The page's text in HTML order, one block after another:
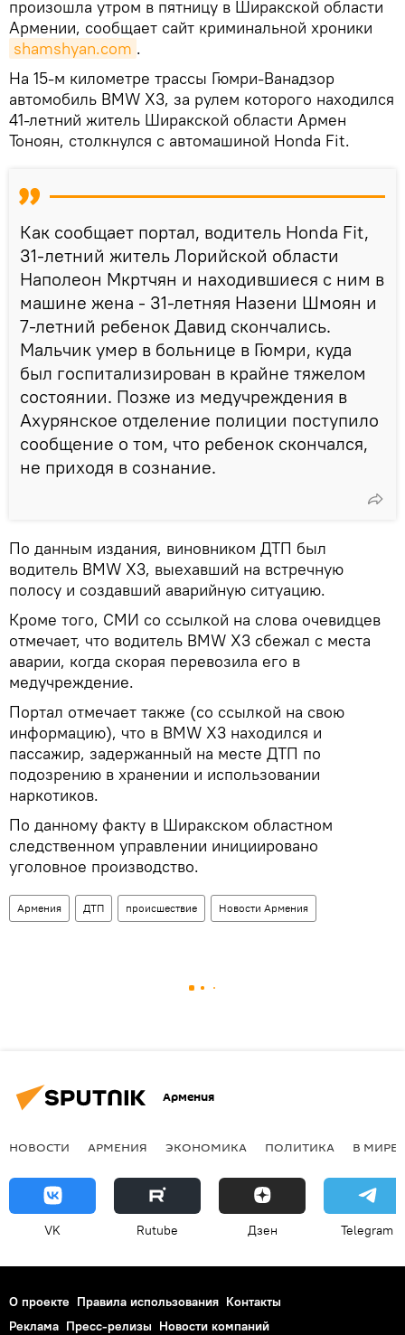
произошла утром в пятницу в Ширакской области
Армении, сообщает сайт криминальной хроники
shamshyan.com .
На 15-м километре трассы Гюмри-Ванадзор
автомобиль BMW X3, за рулем которого находился
41-летний житель Ширакской области Армен
Тоноян, столкнулся с автомашиной Honda Fit.
Как сообщает портал, водитель Honda Fit,
31-летний житель Лорийской области
Наполеон Мкртчян и находившиеся с ним в
машине жена - 31-летняя Назени Шмоян и
7-летний ребенок Давид скончались.
Мальчик умер в больнице в Гюмри, куда
был госпитализирован в крайне тяжелом
состоянии. Позже из медучреждения в
Ахурянское отделение полиции поступило
сообщение о том, что ребенок скончался,
не приходя в сознание.
По данным издания, виновником ДТП был
водитель BMW X3, выехавший на встречную
полосу и создавший аварийную ситуацию.
Кроме того, СМИ со ссылкой на слова очевидцев
отмечает, что водитель BMW X3 сбежал с места
аварии, когда скорая перевозила его в
медучреждение.
Портал отмечает также (со ссылкой на свою
информацию), что в BMW X3 находился и
пассажир, задержанный на месте ДТП по
подозрению в хранении и использовании
наркотиков.
По данному факту в Ширакском областном
следственном управлении инициировано
уголовное производство.
Армения ДТП происшествие Новости Армения
Армения
НОВОСТИ АРМЕНИЯ ЭКОНОМИКА ПОЛИТИКА В МИРЕ
VK Rutube Дзен Telegram
О проекте Правила использования Контакты
Реклама Пресс-релизы Новости компаний